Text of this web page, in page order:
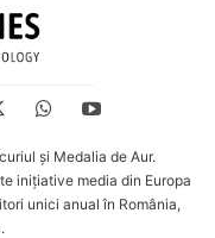
și Medalia de Aur.
inițiative media din Europa
unici anual în România,